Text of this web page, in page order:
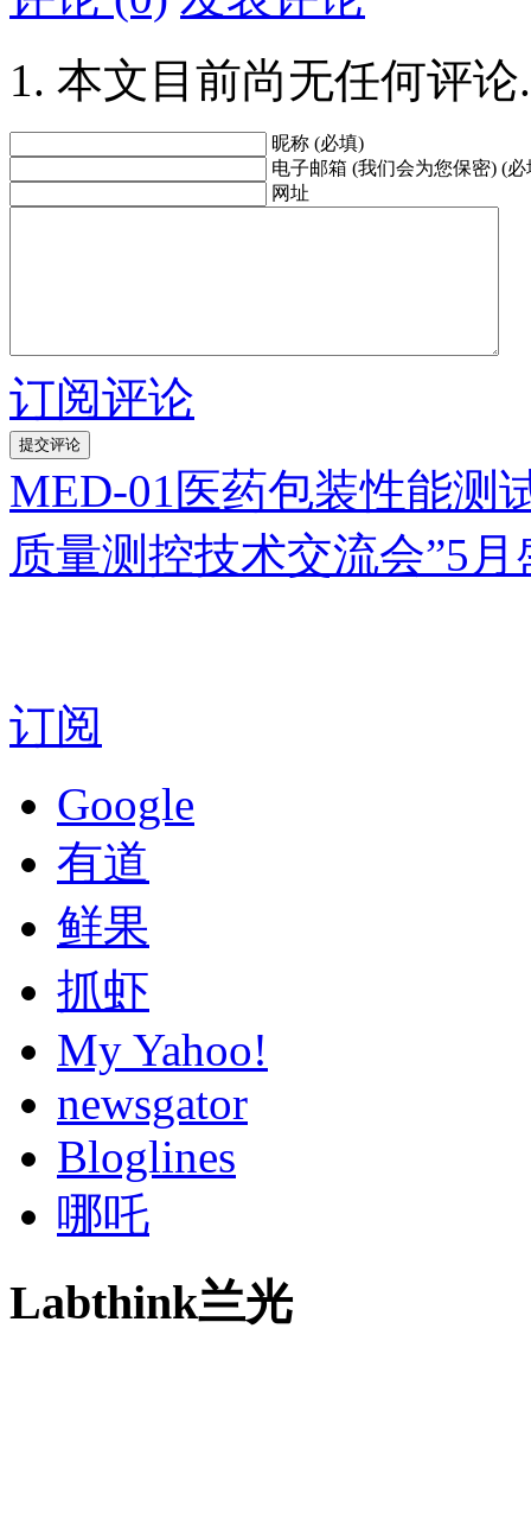
本文目前尚无任何评论.
昵称 (必填)
电子邮箱 (我们会为您保密) (必
网址
订阅评论
MED-01医药包装性能测
质量测控技术交流会”5
订阅
Google
有道
鲜果
抓虾
My Yahoo!
newsgator
Bloglines
哪吒
Labthink兰光